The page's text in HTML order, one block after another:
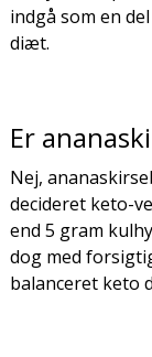
indgå som en
diæt.
Er
Nej,
decideret keto-
end 5 gram
dog med
balanceret keto